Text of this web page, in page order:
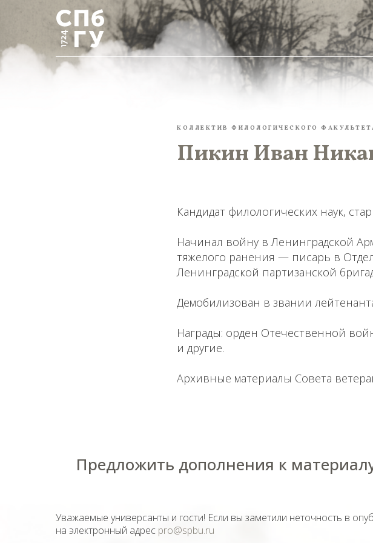
КОЛЛЕКТИВ ФИЛОЛОГИЧЕСКОГО
Пикин Иван
Кандидат филологических наук,
Начинал войну в Ленинградской
тяжелого ранения — писарь в
Ленинградской партизанской
Демобилизован в звании
Награды: орден Отечественной
и другие.
Архивные материалы Совета
Предложить дополнения к
Уважаемые универсанты и гости! Если вы заметили неточность в
на электронный адрес pro@spbu.ru